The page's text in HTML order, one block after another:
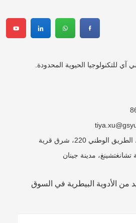
للتكنولوجيا الحيوية المحدودة.
296 كم + 700 متر، الطريق الوطني 220، شرق قرية
مدينة جينان
من الأدوية البيطرية في السوق